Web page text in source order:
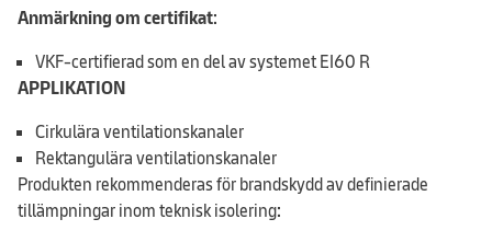
Anmärkning om certifikat:
VKF-certifierad som en del av systemet EI60 R
APPLIKATION
Cirkulära ventilationskanaler
Rektangulära ventilationskanaler
Produkten rekommenderas för brandskydd av definierade
tillämpningar inom teknisk isolering: